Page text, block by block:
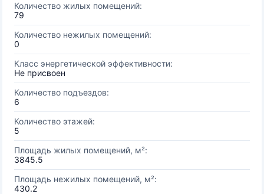
Количество жилых помещений:
79
Количество нежилых помещений:
0
Класс энергетической эффективности:
Не присвоен
Количество подъездов:
6
Количество этажей:
5
Площадь жилых помещений, м²:
3845.5
Площадь нежилых помещений, м²:
430.2